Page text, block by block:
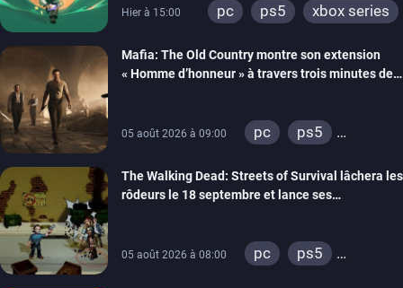
Hier à 15:00 pc ps5 xbox series
Mafia: The Old Country montre son extension
« Homme d’honneur » à travers trois minutes de
05 août 2026 à 09:00 pc
ps5
The Walking Dead: Streets of Survival lâchera les
rôdeurs le 18 septembre et lance ses
05 août 2026 à 08:00 pc
ps5